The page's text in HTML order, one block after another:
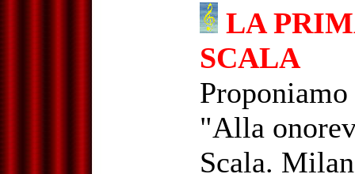
LA
SCALA
"Alla
Scala.